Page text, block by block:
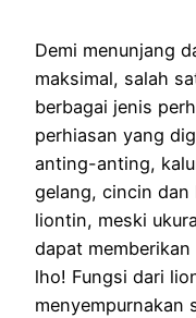
Demi menunjang
maksimal, salah
berbagai jenis
perhiasan yang
anting-anting,
gelang, cincin dan
liontin, meski
dapat
lho! Fungsi dari
menyempurnakan